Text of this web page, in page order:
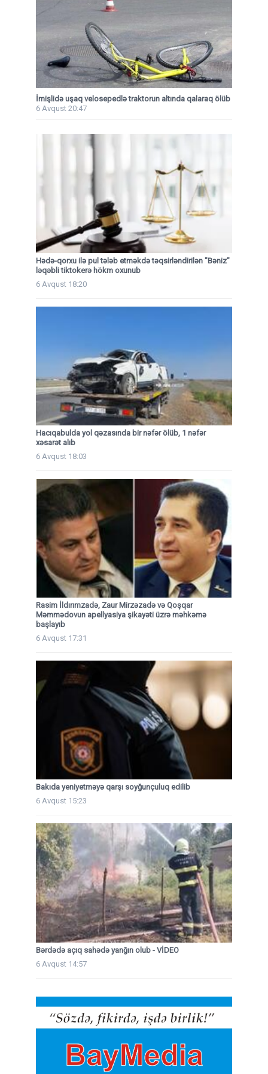
İmişlidə uşaq velosepedlə traktorun altında qalaraq ölüb
6 Avqust 20:47
Hədə-qorxu ilə pul tələb etməkdə təqsirləndirilən "Bəniz"
ləqəbli tiktokerə hökm oxunub
6 Avqust 18:20
Hacıqabulda yol qəzasında bir nəfər ölüb, 1 nəfər
xəsarət alıb
6 Avqust 18:03
Rasim İldırımzadə, Zaur Mirzəzadə və Qoşqar
Məmmədovun apellyasiya şikayəti üzrə məhkəmə
başlayıb
6 Avqust 17:31
Bakıda yeniyetməyə qarşı soyğunçuluq edilib
6 Avqust 15:23
Bərdədə açıq sahədə yanğın olub - VİDEO
6 Avqust 14:57